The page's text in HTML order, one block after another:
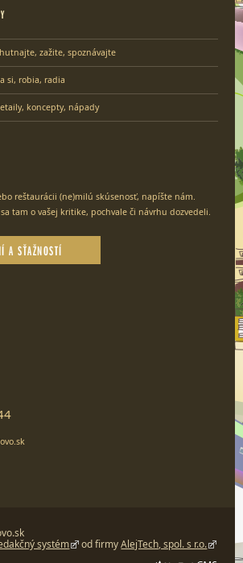
zažite, spoznávajte
si, robia, radia
koncepty, nápady
reštaurácii (ne)milú skúsenosť, napíšte nám.
tam o vašej kritike, pochvale či návrhu dozvedeli.
A SŤAŽNOSTÍ
systém od firmyAlejTech, spol. s r.o.